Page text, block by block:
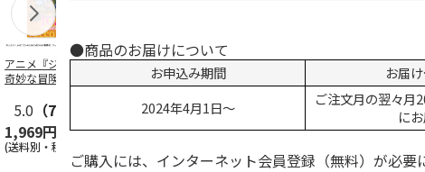
アニメ『ジョジョの
奇妙な冒険 黄金の
セッ…
5.0 （7）
1,969円
(送料別・税込)
水森亜土／ステッカ
ーセット
600円
リラックマ／マルチ
1,100円
令和八年七
優勝力士純
【安青錦】
605,000円
●商品のお届けについて
お申込み期間
お届
2024年4月1日～
ご注文月の翌々月
に
ご購入には、インターネット会員登録（無料）が必要